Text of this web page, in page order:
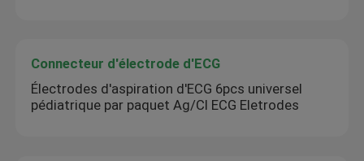
Connecteur d'électrode d'ECG
Électrodes d'aspiration d'ECG 6pcs universel
pédiatrique par paquet Ag/Cl ECG Eletrodes